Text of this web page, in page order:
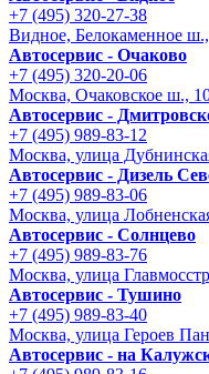
+7 (495) 320-27-38
Видное, Белокаменное
Автосервис - Очаково
+7 (495) 320-20-06
Москва, Очаковское ш.,
Автосервис -
+7 (495) 989-83-12
Москва, улица
Автосервис - Дизель
+7 (495) 989-83-06
Москва, улица
Автосервис - Солнцево
+7 (495) 989-83-76
Москва, улица
Автосервис - Тушино
+7 (495) 989-83-40
Москва, улица Героев
Автосервис - на